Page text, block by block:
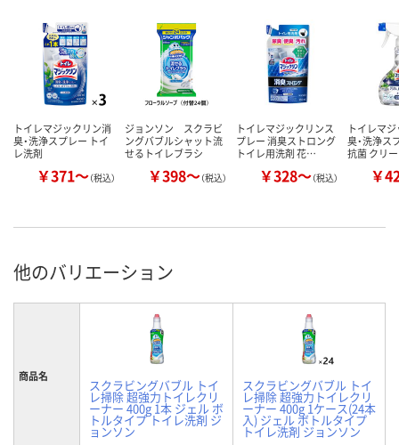
トイレマジックリン消
臭・洗浄スプレー トイ
レ洗剤
￥371～（税込）
ジョンソン スクラビ
ングバブルシャット流
せるトイレブラシ
￥398～（税込）
トイレマジックリンス
プレー 消臭ストロング
トイレ用洗剤 花…
￥328～（税込）
トイレマ
臭・洗浄ス
抗菌 クリ
￥
他のバリエーション
商品名
スクラビングバブル トイ
レ掃除 超強力トイレクリ
ーナー 400g 1本 ジェル ボ
トルタイプ トイレ洗剤 ジ
ョンソン
スクラビングバブル トイ
レ掃除 超強力トイレクリ
ーナー 400g 1ケース(24本
入) ジェル ボトルタイプ
トイレ洗剤 ジョンソン